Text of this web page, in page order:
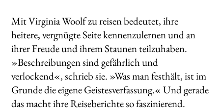
Mit Virginia Woolf zu reisen bedeutet, ihre
heitere, vergnügte Seite kennenzulernen und an
ihrer Freude und ihrem Staunen teilzuhaben.
»Beschreibungen sind gefährlich und
verlockend«, schrieb sie. »Was man festhält, ist im
Grunde die eigene Geistesverfassung.« Und gerade
das macht ihre Reiseberichte so faszinierend.